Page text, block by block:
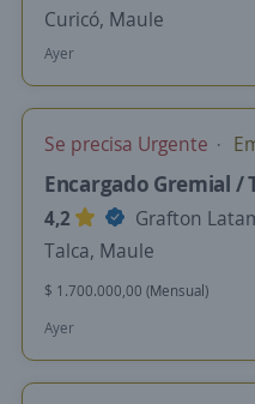
Curicó, Maule
Ayer
Se precisa Urgente
Encargado Gremial /
4,2
Grafton
Talca, Maule
$ 1.700.000,00 (Mensual)
Ayer